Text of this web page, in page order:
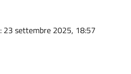
: 23 settembre 2025, 18:57